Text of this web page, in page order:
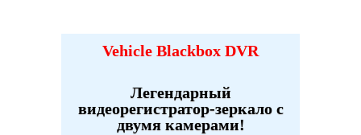
Vehicle Blackbox DVR
Легендарный
видеорегистратор-зеркало с
двумя камерами!